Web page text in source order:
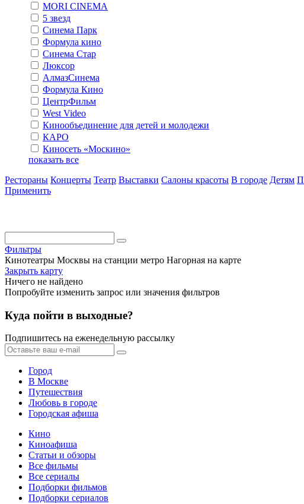
MORI CINEMA
5 звезд
Синема Парк
Формула кино
Синема Стар
Люксор
АлмазСинема
Формула Кино
ЦентрФильм
West Video
Кинообъединение для детей и молодежи
КАРО
Киносеть «Москино»
показать все
Рестораны Концерты Театр Выставки Салоны красоты В городе Детям
Применить
Фильтры
Кинотеатры Москвы на станции метро Нагорная на карте
Закрыть карту
Ничего не найдено
Попробуйте изменить запрос или значения фильтров
Куда пойти в выходные?
Подпишитесь на еженедельную рассылку
Город
В Москве
Путешествия
Любовь в городе
Городская афиша
Кино
Киноафиша
Статьи и обзоры
Все фильмы
Все сериалы
Подборки фильмов
Подборки сериалов